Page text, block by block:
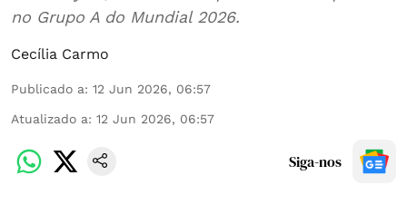
no Grupo A do Mundial 2026.
Cecília Carmo
Publicado a: 12 Jun 2026, 06:57
Atualizado a: 12 Jun 2026, 06:57
Siga-nos